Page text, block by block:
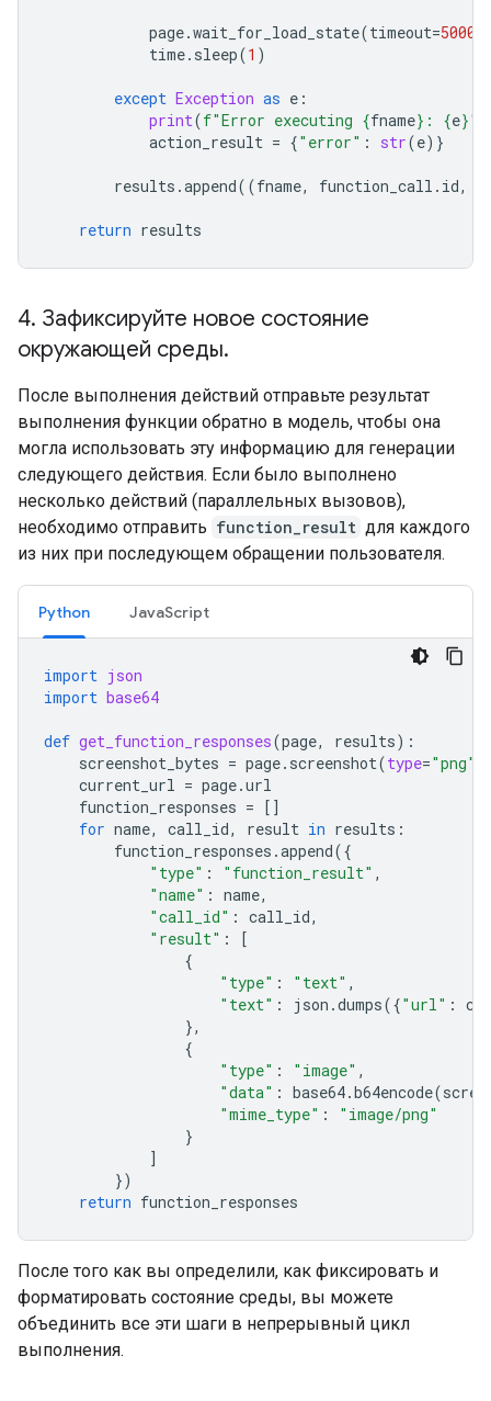
page.wait_for_load_state(timeout=5000
time. sleep(1 )
except Exception as e :
print(f"Error executing {fname} : {e}"
action_result = {"error" : str(e)}
results .append((fname, function_call . id,
return results
4. Зафиксируйте новое состояние
окружающей среды.
После выполнения действий отправьте результат
выполнения функции обратно в модель, чтобы она
могла использовать эту информацию для генерации
следующего действия. Если было выполнено
несколько действий (параллельных вызовов),
необходимо отправить function_result для каждого
из них при последующем обращении пользователя.
Python JavaScript
import json
import base64
def get_function_responses(page, results):
screenshot_bytes = page. screenshot(type="png"
current_url = page.url
function_responses = []
for name, call_id, result in results :
function_responses .append({
"type" : "function_result" ,
"name" : name,
"call_id" : call_id,
"result" :
[
{
"type" : "text" ,
"text" : json .dumps({"url" :
},
{
"type" : "image" ,
"data" : base64.b64encode(
"mime_type" :
"image/png"
}
]
})
return function_responses
После того как вы определили, как фиксировать и
форматировать состояние среды, вы можете
объединить все эти шаги в непрерывный цикл
выполнения.